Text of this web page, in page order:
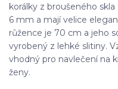
korálky z broušeného
6 mm a mají velice
růžence je 70 cm a jeho
vyrobený z lehké slitiny.
vhodný pro navlečení na
ženy.